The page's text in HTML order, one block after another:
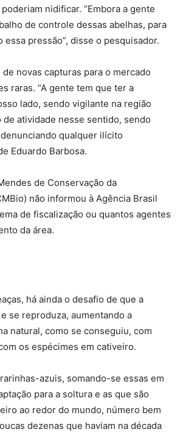
nidificar. “Embora a gente
de controle dessas abelhas, para
pressão”, disse o pesquisador.
novas capturas para o mercado
raras. “A gente tem que ter a
lado, sendo vigilante na região
de atividade nesse sentido, sendo
qualquer ilícito
Eduardo Barbosa.
de Conservação da
não informou à Agência Brasil
de fiscalização ou quantos agentes
da área.
há ainda o desafio de que a
se reproduza, aumentando a
natural, como se conseguiu, com
os espécimes em cativeiro.
azuis, somando-se essas em
para a soltura e as que são
ao redor do mundo, número bem
dezenas que haviam na década